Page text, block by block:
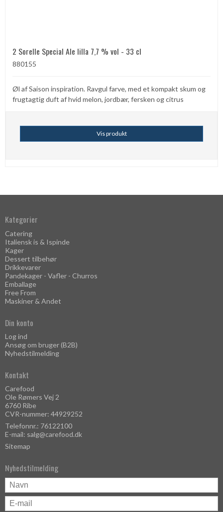
2 Sorelle Special Ale lilla 7,7 % vol - 33 cl
880155
Øl af Saison inspiration. Ravgul farve, med et kompakt skum og
frugtagtig duft af hvid melon, jordbær, fersken og citrus
Vis produkt
Kategorier
Catering
Italiensk is & Ispinde
Kager
Dessert tilbehør
Drikkevarer
Pandekager - Vafler - Churros
Emballage
Free From
Maskiner & Andet
Din konto
Log ind
Ansøg om bruger (B2B)
Nyhedstilmelding
Kontakt
Carefood
Ole Rømers Vej 2
6760 Ribe
CVR-nummer: 44929252
Telefonnr.: 76122100
E-mail: salg@carefood.dk
Sitemap
Nyhedstilmelding